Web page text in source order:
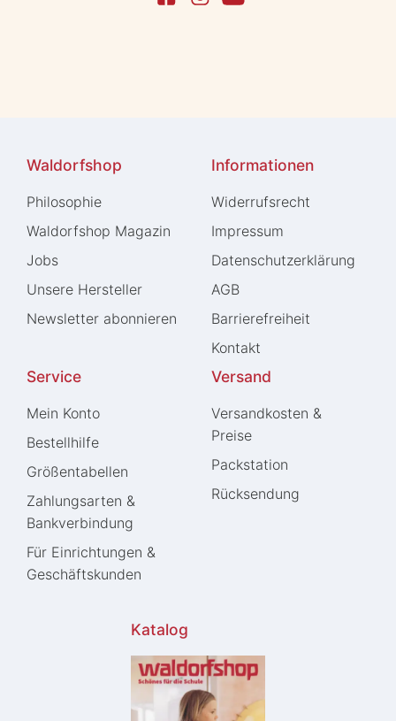
Waldorfshop
Philosophie
Waldorfshop Magazin
Jobs
Unsere Hersteller
Newsletter abonnieren
Informationen
Widerrufs­recht
Impressum
Daten­schutz­erklärung
AGB
Barrierefreiheit
Kontakt
Service
Mein Konto
Bestellhilfe
Größentabellen
Zahlungsarten &
Bankverbindung
Für Einrichtungen &
Geschäftskunden
Versand
Versandkosten &
Preise
Packstation
Rücksendung
Katalog